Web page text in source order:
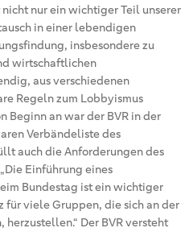
nur ein wichtiger Teil unserer
in einer lebendigen
insbesondere zu
wirtschaftlichen
aus verschiedenen
Regeln zum Lobbyismus
Beginn an war der BVR in der
Verbändeliste des
auch die Anforderungen des
Einführung eines
Bundestag ist ein wichtiger
für viele Gruppen, die sich an der
Der BVR versteht